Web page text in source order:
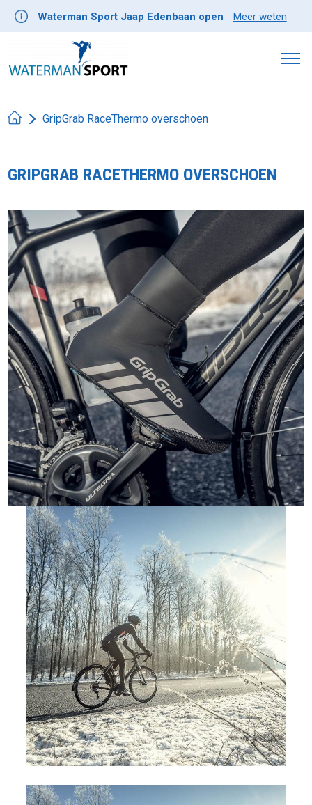
Waterman Sport Jaap Edenbaan open Meer weten
GripGrab RaceThermo overschoen
GRIPGRAB RACETHERMO OVERSCHOEN
Product image slideshow Items